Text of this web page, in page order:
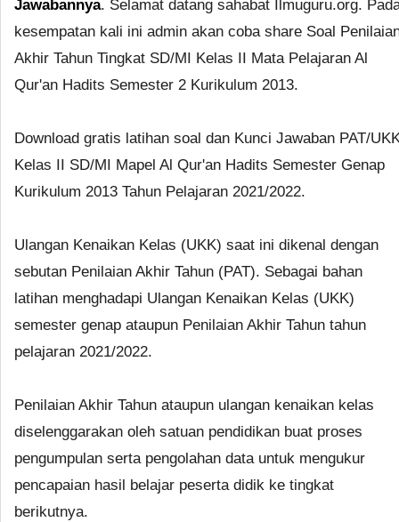
Jawabannya. Selamat datang sahabat Ilmuguru.org.
kesempatan kali ini admin akan coba share Soal
Akhir Tahun Tingkat SD/MI Kelas II Mata Pelajaran Al
Qur'an Hadits Semester 2 Kurikulum 2013.
Download gratis latihan soal dan Kunci Jawaban PAT/
Kelas II SD/MI Mapel Al Qur'an Hadits Semester Genap
Kurikulum 2013 Tahun Pelajaran 2021/2022.
Ulangan Kenaikan Kelas (UKK) saat ini dikenal dengan
sebutan Penilaian Akhir Tahun (PAT). Sebagai bahan
latihan menghadapi Ulangan Kenaikan Kelas (UKK)
semester genap ataupun Penilaian Akhir Tahun tahun
pelajaran 2021/2022.
Penilaian Akhir Tahun ataupun ulangan kenaikan kelas
diselenggarakan oleh satuan pendidikan buat proses
pengumpulan serta pengolahan data untuk mengukur
pencapaian hasil belajar peserta didik ke tingkat
berikutnya.